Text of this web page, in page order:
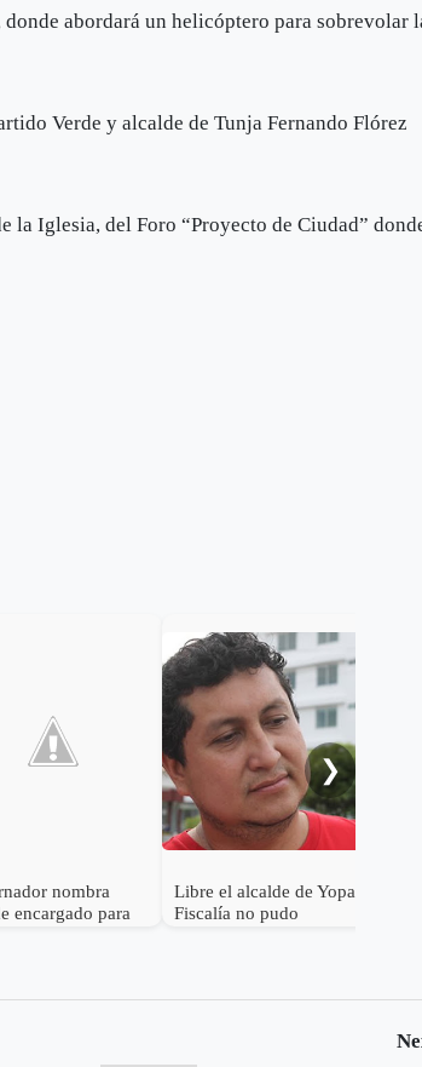
abordará un helicóptero para sobrevolar
Verde y alcalde de Tunja Fernando Flórez
Iglesia, del Foro “Proyecto de Ciudad”
nombra
encargado para
Libre el alcalde de Yopal,
Fiscalía no pudo
❯